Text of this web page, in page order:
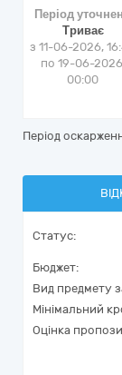
Період
Триває
з 11-06-2026,
по 19-06-
00:00
Період
Статус:
Бюджет:
Вид предмету
Мінімальний
Оцінка